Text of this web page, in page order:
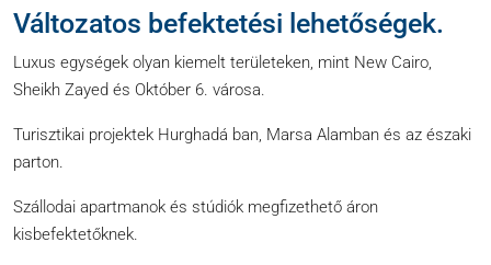
Változatos befektetési lehetőségek.
Luxus egységek olyan kiemelt területeken, mint New Cairo,
Sheikh Zayed és Október 6. városa.
Turisztikai projektek Hurghadá ban, Marsa Alamban és az északi
parton.
Szállodai apartmanok és stúdiók megfizethető áron
kisbefektetőknek.